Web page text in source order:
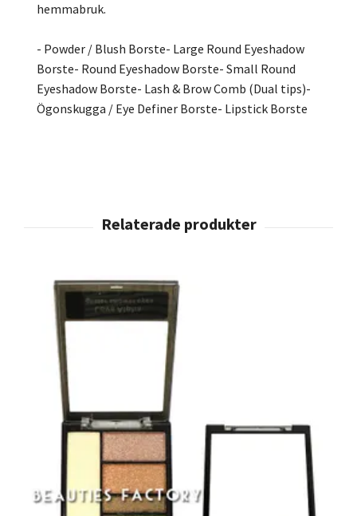
hemmabruk.
- Powder / Blush Borste- Large Round Eyeshadow
Borste- Round Eyeshadow Borste- Small Round
Eyeshadow Borste- Lash & Brow Comb (Dual tips)-
Ögonskugga / Eye Definer Borste- Lipstick Borste